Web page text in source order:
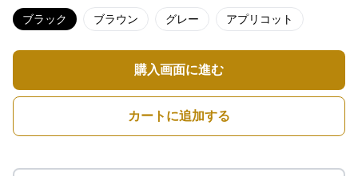
ブラック ブラウン グレー アプリコット
購入画面に進む
カートに追加する